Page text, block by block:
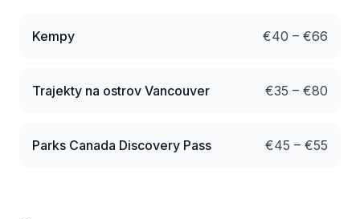
Kempy €40 – €66
Trajekty na ostrov Vancouver €35 – €80
Parks Canada Discovery Pass €45 – €55